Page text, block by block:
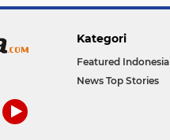
Kategori
Featured Indonesia
News Top Stories